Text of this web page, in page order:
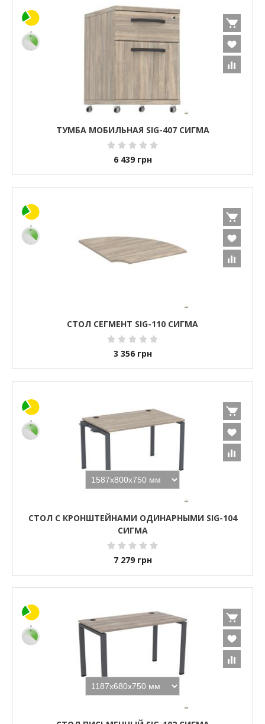
ТУМБА МОБИЛЬНАЯ SIG-407 СИГМА
6 439 грн
СТОЛ СЕГМЕНТ SIG-110 СИГМА
3 356 грн
СТОЛ С КРОНШТЕЙНАМИ ОДИНАРНЫМИ SIG-104
СИГМА
7 279 грн